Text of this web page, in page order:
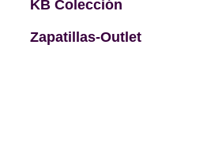
KB Colección
Zapatillas-Outlet